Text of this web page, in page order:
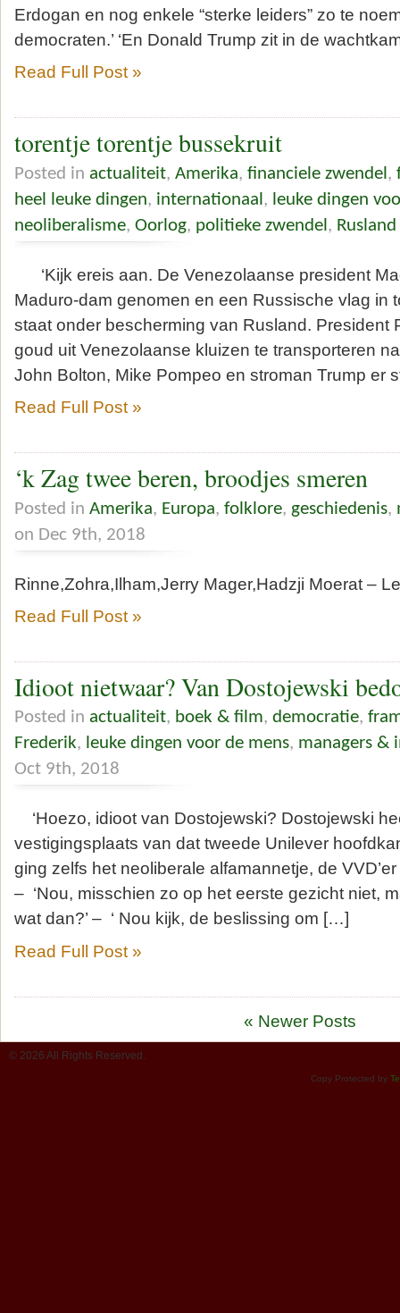
Erdogan en nog enkele “sterke leiders” zo te
democraten.’ ‘En Donald Trump zit in de
Read Full Post »
torentje torentje bussekruit
Posted in actualiteit, Amerika, financiele zwendel ,
heel leuke dingen, internationaal , leuke dingen
neoliberalisme, Oorlog, politieke zwendel , Rusland
‘Kijk ereis aan. De Venezolaanse president
Maduro-dam genomen en een Russische vlag in
staat onder bescherming van Rusland. President
goud uit Venezolaanse kluizen te transporteren
John Bolton, Mike Pompeo en stroman Trump er
Read Full Post »
‘k Zag twee beren, broodjes smeren
Posted in Amerika, Europa, folklore, geschiedenis,
on Dec 9th, 2018
Rinne,Zohra,Ilham,Jerry Mager,Hadzji Moerat –
Read Full Post »
Idioot nietwaar? Van Dostojewski
Posted in actualiteit, boek & film, democratie,
Frederik, leuke dingen voor de mens, managers &
Oct 9th, 2018
‘Hoezo, idioot van Dostojewski? Dostojewski
vestigingsplaats van dat tweede Unilever
ging zelfs het neoliberale alfamannetje, de VVD’er
– ‘Nou, misschien zo op het eerste gezicht niet,
wat dan?’ – ‘ Nou kijk, de beslissing om […]
Read Full Post »
« Newer Posts
© 2026 All Rights Reserved.
Copy Protected by